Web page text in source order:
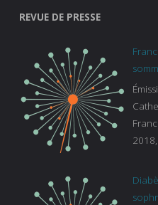
REVUE DE PRESSE
bleu :